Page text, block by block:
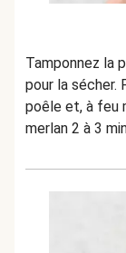
Tamponnez la
pour la sécher.
poêle et, à feu
merlan 2 à 3